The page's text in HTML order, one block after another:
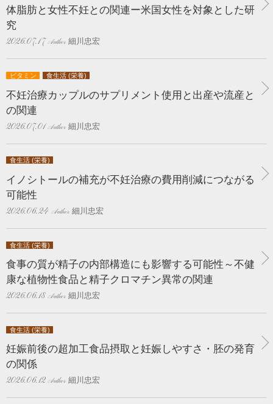
体脂肪と女性不妊との関連ー米国女性を対象とした研
究
2026.07.17 細川忠宏
ビタミン 食生活 (栄養)
不妊治療カップルのサプリメント使用と出産や流産と
の関連
2026.07.01 細川忠宏
食生活 (栄養)
イノシトールの補充が不妊治療の費用削減につながる
可能性
2026.06.24 細川忠宏
食生活 (栄養)
食事の質が精子の内部構造にも影響する可能性～不健
康な植物性食品と精子クロマチン異常の関連
2026.06.18 細川忠宏
食生活 (栄養)
妊娠前後の超加工食品摂取と妊娠しやすさ・胚の発育
の関係
2026.06.12 細川忠宏